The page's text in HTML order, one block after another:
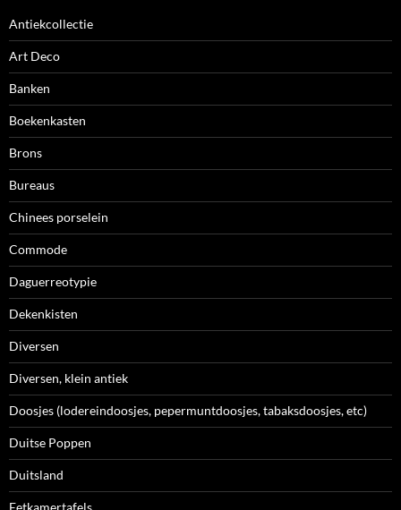
Antiekcollectie
Art Deco
Banken
Boekenkasten
Brons
Bureaus
Chinees porselein
Commode
Daguerreotypie
Dekenkisten
Diversen
Diversen, klein antiek
Doosjes (lodereindoosjes, pepermuntdoosjes, tabaksdoosjes, etc)
Duitse Poppen
Duitsland
Eetkamertafels